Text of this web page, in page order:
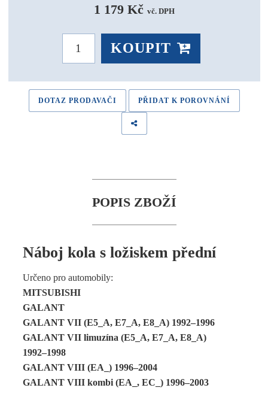
1 179 Kč vč. DPH
KOUPIT
DOTAZ PRODAVAČI PŘIDAT K POROVNÁNÍ
POPIS ZBOŽÍ
Náboj kola s ložiskem přední
Určeno pro automobily:
MITSUBISHI
GALANT
GALANT VII (E5_A, E7_A, E8_A) 1992–1996
GALANT VII limuzína (E5_A, E7_A, E8_A)
1992–1998
GALANT VIII (EA_) 1996–2004
GALANT VIII kombi (EA_, EC_) 1996–2003